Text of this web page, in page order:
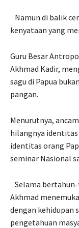
Namun di balik
kenyataan yang
Guru Besar
Akhmad Kadir,
sagu di Papua
pangan.
Menurutnya,
hilangnya identitas
identitas orang
seminar Nasional
Selama
Akhmad
dengan kehidupan
pengetahuan